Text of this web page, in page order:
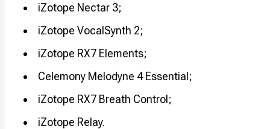
Нажимая на
Нажимая на
Нажимая на
Нажимая на
iZotope Nectar 3;
iZotope VocalSynth 2;
iZotope RX7 Elements;
Celemony Melodyne 4 Essential;
iZotope RX7 Breath Control;
iZotope Relay.